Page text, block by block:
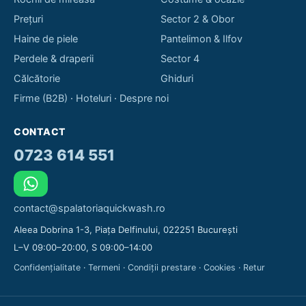
Prețuri
Haine de piele
Perdele & draperii
Călcătorie
Sector 2 & Obor
Pantelimon & Ilfov
Sector 4
Ghiduri
Firme (B2B) · Hoteluri · Despre noi
CONTACT
0723 614 551
contact@spalatoriaquickwash.ro
Aleea Dobrina 1-3, Piața Delfinului, 022251 București
L–V 09:00–20:00, S 09:00–14:00
Confidențialitate · Termeni · Condiții prestare · Cookies · Retur